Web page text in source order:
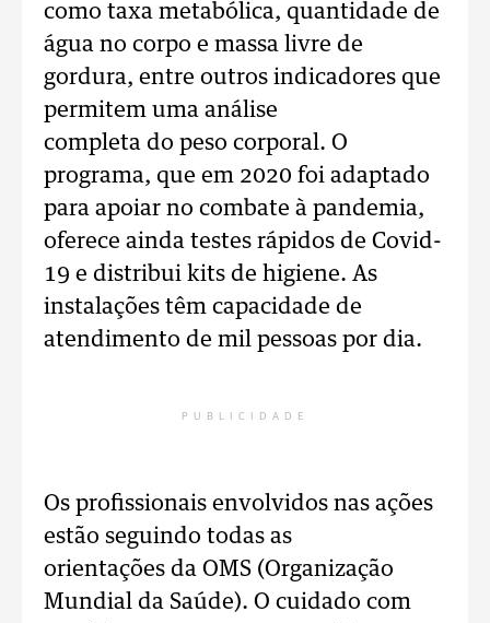
como taxa metabólica, quantidade de
água no corpo e massa livre de
gordura, entre outros indicadores que
permitem uma análise
completa do peso corporal. O
programa, que em 2020 foi adaptado
para apoiar no combate à pandemia,
oferece ainda testes rápidos de Covid-
19 e distribui kits de higiene. As
instalações têm capacidade de
atendimento de mil pessoas por dia.
PUBLICIDADE
Os profissionais envolvidos nas ações
estão seguindo todas as
orientações da OMS (Organização
Mundial da Saúde). O cuidado com